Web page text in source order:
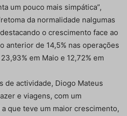
um pouco mais simpática”,
da normalidade nalgumas
o crescimento face ao
anterior de 14,5% nas operações
em Maio e 12,72% em
de actividade, Diogo Mateus
e viagens, com um
que teve um maior crescimento,